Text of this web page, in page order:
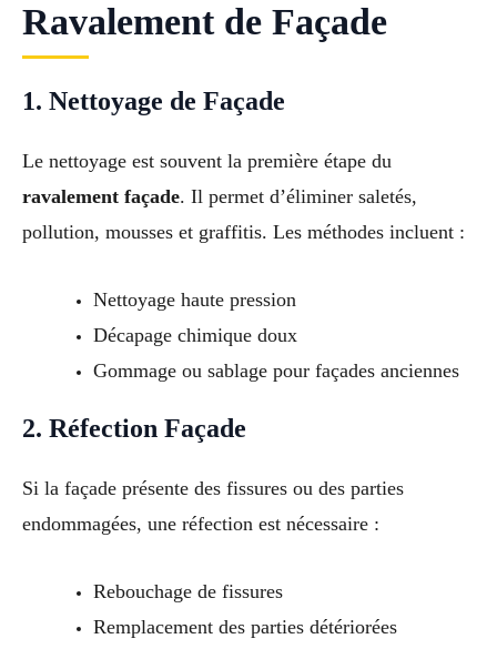
Ravalement de Façade
1. Nettoyage de Façade
Le nettoyage est souvent la première étape du
ravalement façade. Il permet d’éliminer saletés,
pollution, mousses et graffitis. Les méthodes incluent :
Nettoyage haute pression
Décapage chimique doux
Gommage ou sablage pour façades anciennes
2. Réfection Façade
Si la façade présente des fissures ou des parties
endommagées, une réfection est nécessaire :
Rebouchage de fissures
Remplacement des parties détériorées